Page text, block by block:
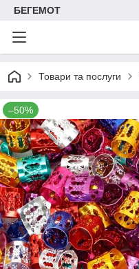
БЕГЕМОТ
Товари та послуги
–50%